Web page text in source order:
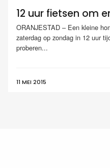
12 uur fietsen om
ORANJESTAD – Een kleine
zaterdag op zondag in 12 uur
proberen...
11 MEI 2015